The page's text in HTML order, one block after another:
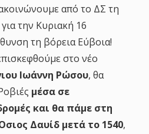
από το ΔΣ τη
την Κυριακή 16
τη βόρεια Εύβοια!
στο νέο
Ιωάννη Ρώσου, θα
μέσα σε
και θα πάμε στη
Δαυίδ μετά το 1540,